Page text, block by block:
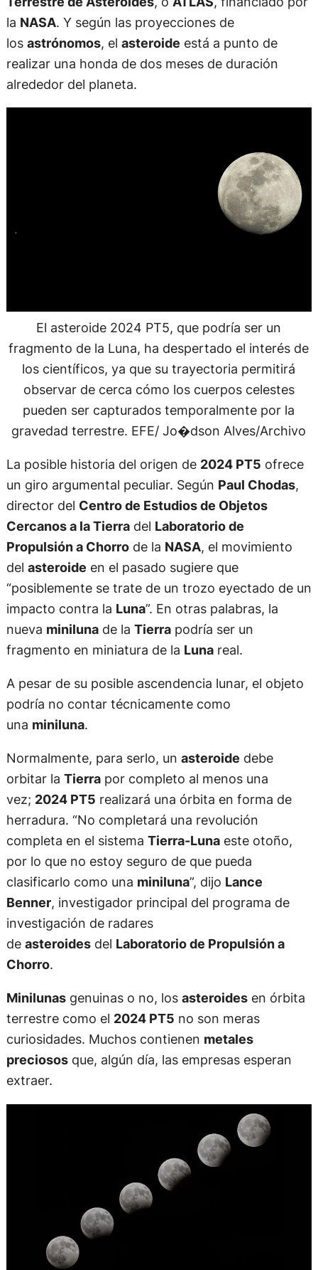
la NASA. Y según las proyecciones de
los astrónomos, el asteroide está a punto de
realizar una honda de dos meses de duración
alrededor del planeta.
El asteroide 2024 PT5, que podría ser un
fragmento de la Luna, ha despertado el interés de
los científicos, ya que su trayectoria permitirá
observar de cerca cómo los cuerpos celestes
pueden ser capturados temporalmente por la
gravedad terrestre. EFE/ Jo�dson Alves/Archivo
La posible historia del origen de 2024 PT5 ofrece
un giro argumental peculiar. Según Paul Chodas,
director del Centro de Estudios de Objetos
Cercanos a la Tierradel Laboratorio de
Propulsión a Chorrode la NASA, el movimiento
del asteroide en el pasado sugiere que
“posiblemente se trate de un trozo eyectado de un
impacto contra la Luna”. En otras palabras, la
nueva minilunade la Tierrapodría ser un
fragmento en miniatura de la Lunareal.
A pesar de su posible ascendencia lunar, el objeto
podría no contar técnicamente como
una miniluna.
Normalmente, para serlo, un asteroide debe
orbitar la Tierrapor completo al menos una
vez; 2024 PT5 realizará una órbita en forma de
herradura. “No completará una revolución
completa en el sistema Tierra-Lunaeste otoño,
por lo que no estoy seguro de que pueda
clasificarlo como una miniluna”, dijo Lance
Benner, investigador principal del programa de
investigación de radares
de asteroidesdel Laboratorio de Propulsión a
Chorro.
Minilunasgenuinas o no, los asteroidesen órbita
terrestre como el 2024 PT5 no son meras
curiosidades. Muchos contienen metales
preciososque, algún día, las empresas esperan
extraer.